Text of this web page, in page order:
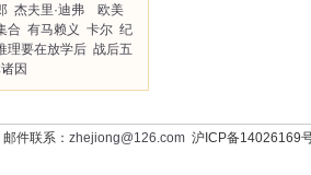
杰夫里·迪弗 欧美
合 有马赖义 卡尔 纪
理要在放学后 战后五
因
邮件联系： zhejiong@126.com沪ICP备14026169